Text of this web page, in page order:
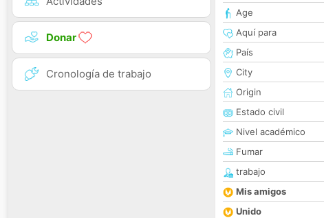
Donar
Cronología de trabajo
Age
Aquí para
País
City
Origin
Estado civil
Nivel académico
Fumar
trabajo
Mis amigos
Unido